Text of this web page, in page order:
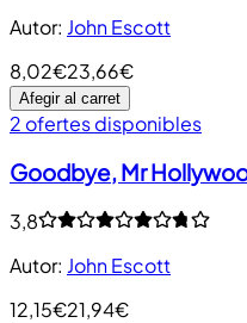
Autor: John Escott
8,02€23,66€
Afegir al carret
2 ofertes disponibles
Goodbye, Mr
3,8
Autor: John Escott
12,15€21,94€